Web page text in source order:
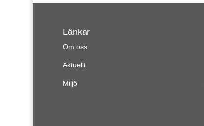
Länkar
Om oss
Aktuellt
Miljö